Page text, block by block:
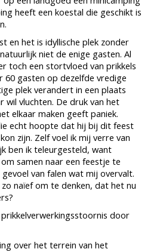
heeft een koestal die geschikt is
en het is idyllische plek zonder
niet de enige gasten. Al
toch een stortvloed van prikkels
60 gasten op dezelfde vredige
plek verandert in een plaats
wil vluchten. De druk van het
elkaar maken geeft paniek.
echt hoopte dat hij bij dit feest
zijn. Zelf voel ik mij verre van
ben ik teleurgesteld, want
samen naar een feestje te
van falen wat mij overvalt.
naïef om te denken, dat het nu
door
over het terrein van het